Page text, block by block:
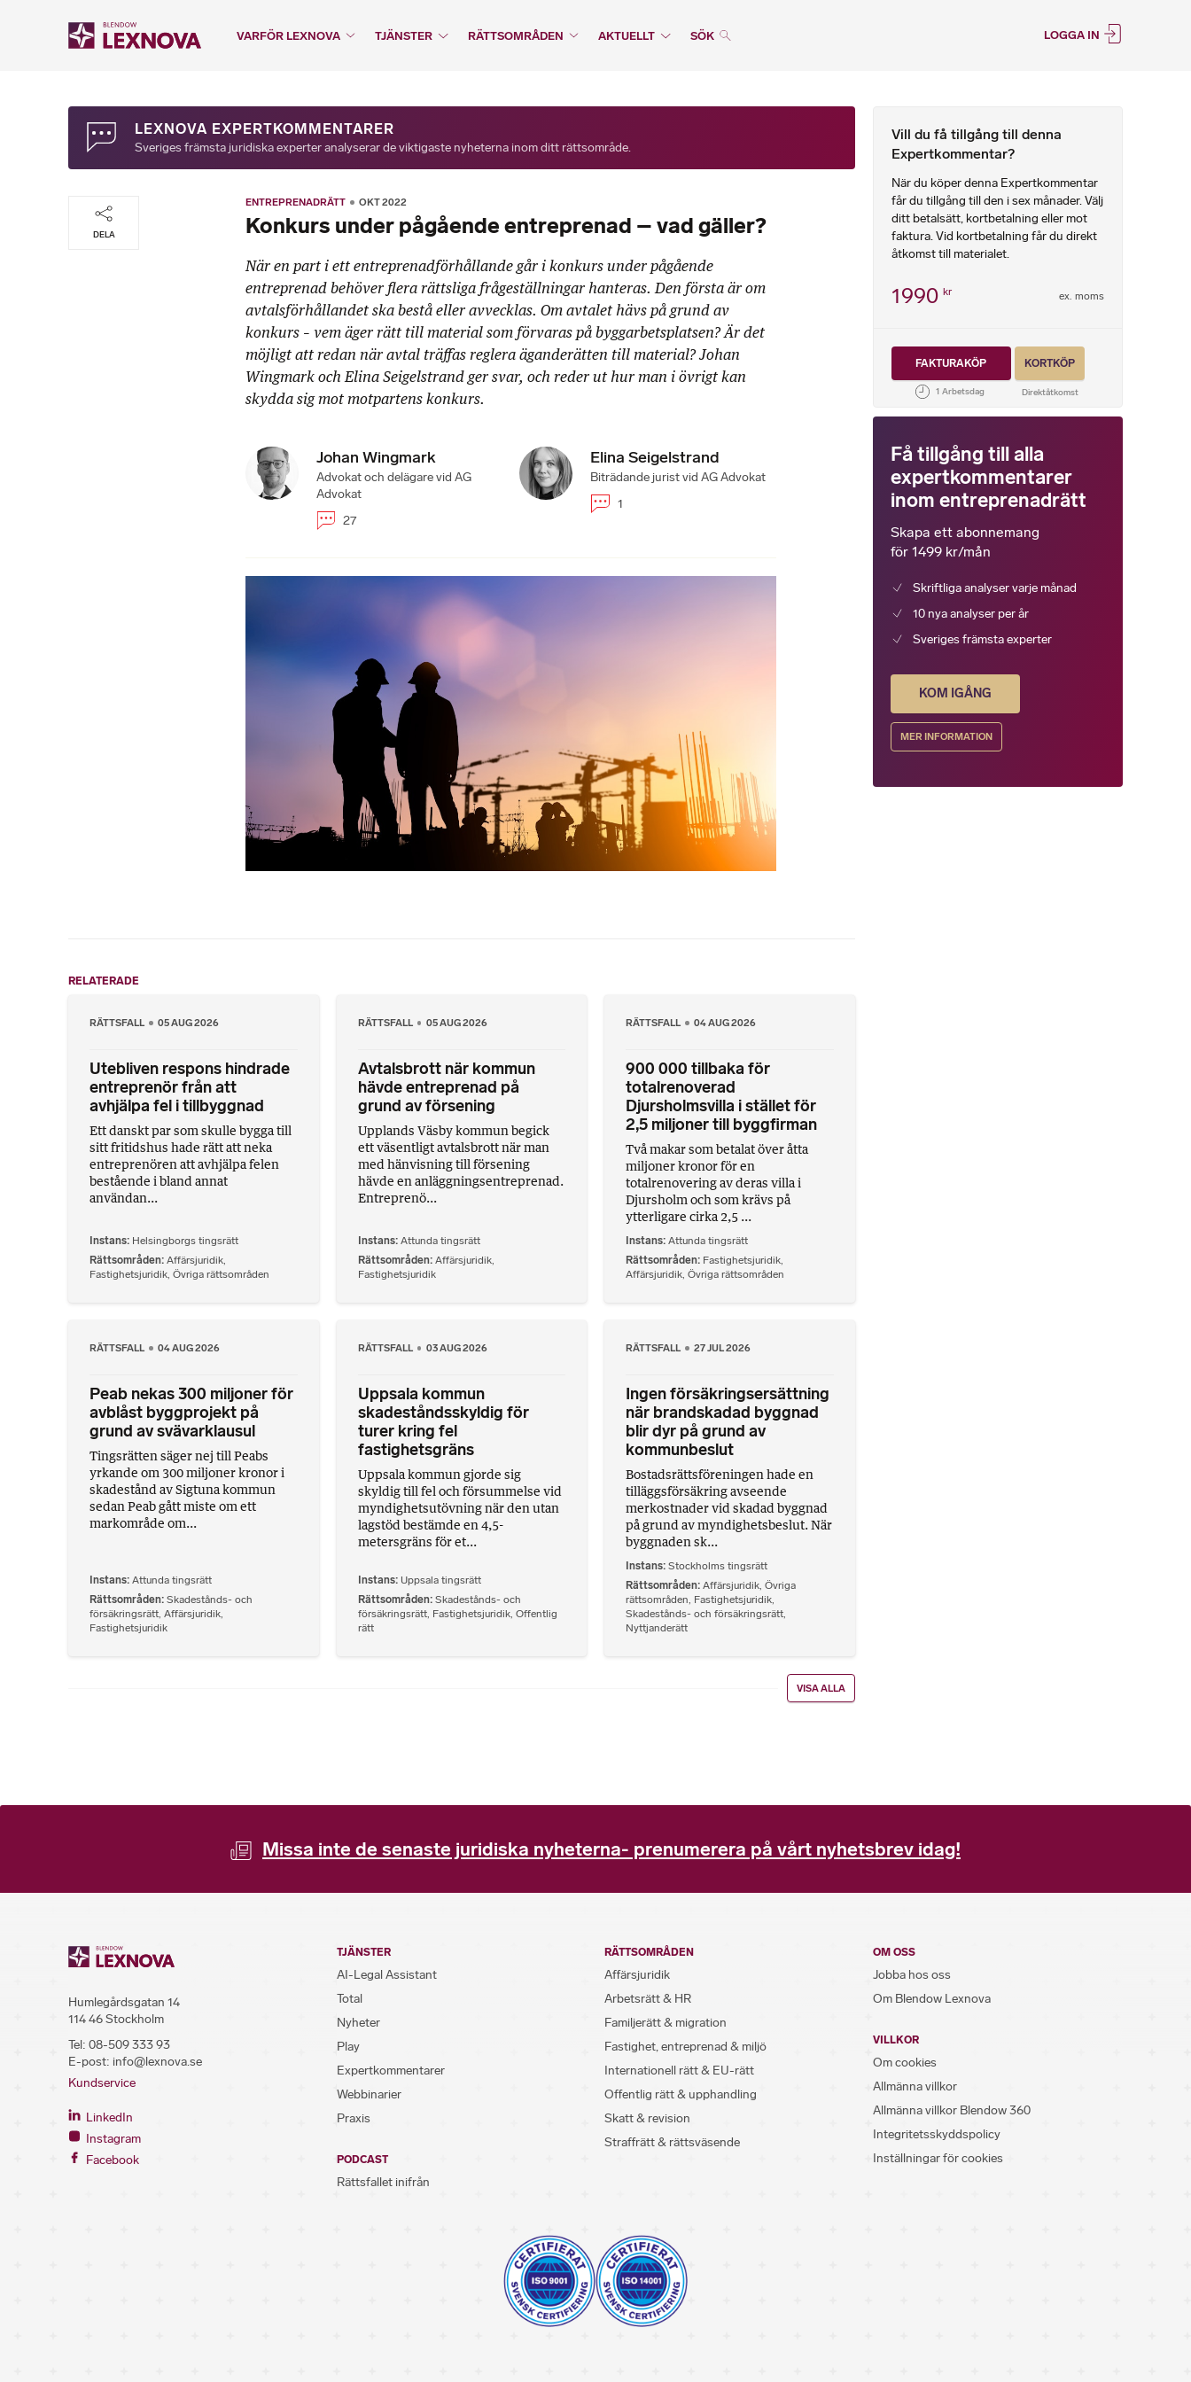
VARFÖR LEXNOVA TJÄNSTER RÄTTSOMRÅDEN AKTUELLT SÖK LOGGA IN
LEXNOVA EXPERTKOMMENTARER
Sveriges främsta juridiska experter analyserar de viktigaste nyheterna inom ditt rättsområde.
DELA
ENTREPRENADRÄTT OKT 2022
Konkurs under pågående entreprenad – vad gäller?
När en part i ett entreprenadförhållande går i konkurs under pågående
entreprenad behöver flera rättsliga frågeställningar hanteras. Den första är om
avtalsförhållandet ska bestå eller avvecklas. Om avtalet hävs på grund av
konkurs – vem äger rätt till material som förvaras på byggarbetsplatsen? Är det
möjligt att redan när avtal träffas reglera äganderätten till material? Johan
Wingmark och Elina Seigelstrand ger svar, och reder ut hur man i övrigt kan
skydda sig mot motpartens konkurs.
Johan Wingmark
Advokat och delägare vid AG
Advokat
27
Elina Seigelstrand
Biträdande jurist vid AG Advokat
1
RELATERADE
RÄTTSFALL 05 AUG 2026
Utebliven respons hindrade
entreprenör från att
avhjälpa fel i tillbyggnad
Ett danskt par som skulle bygga till
sitt fritidshus hade rätt att neka
entreprenören att avhjälpa felen
bestående i bland annat
användan...
Instans Helsingborgs tingsrätt
Rättsområden Affärsjuridik,
Fastighetsjuridik, Övriga rättsområden
RÄTTSFALL 05 AUG 2026
Avtalsbrott när kommun
hävde entreprenad på
grund av försening
Upplands Väsby kommun begick
ett väsentligt avtalsbrott när man
med hänvisning till försening
hävde en anläggningsentreprenad.
Entreprenö...
Instans Attunda tingsrätt
Rättsområden Affärsjuridik,
Fastighetsjuridik
RÄTTSFALL 04 AUG 2026
900 000 tillbaka för
totalrenoverad
Djursholmsvilla i stället för
2,5 miljoner till byggfirman
Två makar som betalat över åtta
miljoner kronor för en
totalrenovering av deras villa i
Djursholm och som krävs på
ytterligare cirka 2,5 ...
Instans Attunda tingsrätt
Rättsområden Fastighetsjuridik,
Affärsjuridik, Övriga rättsområden
RÄTTSFALL 04 AUG 2026
Peab nekas 300 miljoner för
avblåst byggprojekt på
grund av svävarklausul
Tingsrätten säger nej till Peabs
yrkande om 300 miljoner kronor i
skadestånd av Sigtuna kommun
sedan Peab gått miste om ett
markområde om...
Instans Attunda tingsrätt
Rättsområden Skadestånds- och
försäkringsrätt Affärsjuridik
Fastighetsjuridik
RÄTTSFALL 03 AUG 2026
Uppsala kommun
skadeståndsskyldig för
turer kring fel
fastighetsgräns
Uppsala kommun gjorde sig
skyldig till fel och försummelse vid
myndighetsutövning när den utan
lagstöd bestämde en 4,5-
metersgräns för et...
Instans Uppsala tingsrätt
Rättsområden Skadestånds- och
försäkringsrätt, Fastighetsjuridik, Offentlig
rätt
RÄTTSFALL 27 JUL 2026
Ingen försäkringsersättning
när brandskadad byggnad
blir dyr på grund av
kommunbeslut
Bostadsrättsföreningen hade en
tilläggsförsäkring avseende
merkostnader vid skadad byggnad
på grund av myndighetsbeslut. När
byggnaden sk...
Instans Stockholms tingsrätt
Rättsområden Affärsjuridik Övriga
rättsområden Fastighetsjuridik
Skadestånds- och försäkringsrätt
Nyttjanderätt
VISA ALLA
Vill du få tillgång till denna
Expertkommentar?
När du köper denna Expertkommentar
får du tillgång till den i sex månader. Välj
ditt betalsätt, kortbetalning eller mot
faktura. Vid kortbetalning får du direkt
åtkomst till materialet.
1990 kr ex. moms
FAKTURAKÖP KORTKÖP
Få tillgång till alla
expertkommentarer
inom entreprenadrätt
Skapa ett abonnemang
för 1499 kr/mån
Skriftliga analyser varje månad
10 nya analyser per år
Sveriges främsta experter
KOM IGÅNG
MER INFORMATION
Missa inte de senaste juridiska nyheterna- prenumerera på vårt nyhetsbrev idag!
Humlegårdsgatan 14
114 46 Stockholm
Tel: 08-509 333 93
E-post: info@lexnova.se
Kundservice
LinkedIn
Instagram
Facebook
TJÄNSTER
AI-Legal Assistant
Total
Nyheter
Play
Expertkommentarer
Webbinarier
Praxis
PODCAST
Rättsfallet inifrån
RÄTTSOMRÅDEN
Affärsjuridik
Arbetsrätt & HR
Familjerätt & migration
Fastighet, entreprenad & miljö
Internationell rätt & EU-rätt
Offentlig rätt & upphandling
Skatt & revision
Straffrätt & rättsväsende
OM OSS
Jobba hos oss
Om Blendow Lexnova
VILLKOR
Om cookies
Allmänna villkor
Allmänna villkor Blendow 360
Integritetsskyddspolicy
Inställningar för cookies